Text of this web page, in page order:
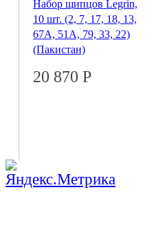
Набор щипцов Legrin,
10 шт. (2, 7, 17, 18, 13,
67А, 51А, 79, 33, 22)
(Пакистан)
20 870 Р